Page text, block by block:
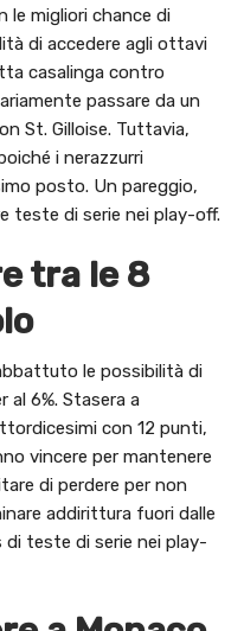
le migliori chance di
di accedere agli ottavi
casalinga contro
passare da un
St. Gilloise. Tuttavia,
i nerazzurri
posto. Un pareggio,
teste di serie nei play-off.
tra le 8
le possibilità di
al 6%. Stasera a
con 12 punti,
vincere per mantenere
di perdere per non
addirittura fuori dalle
teste di serie nei play-